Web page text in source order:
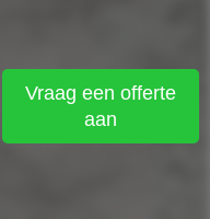
Vraag een offerte
aan